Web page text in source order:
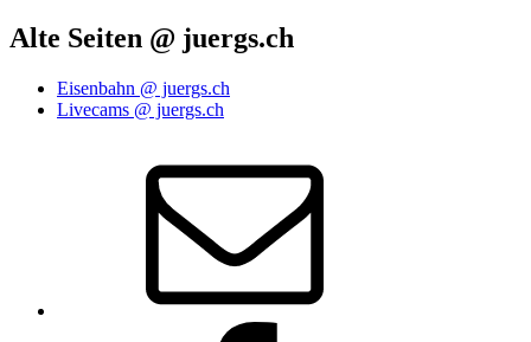
Alte Seiten @ juergs.ch
Eisenbahn @ juergs.ch
Livecams @ juergs.ch